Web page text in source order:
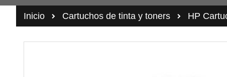
Inicio Cartuchos de tinta y toners HP